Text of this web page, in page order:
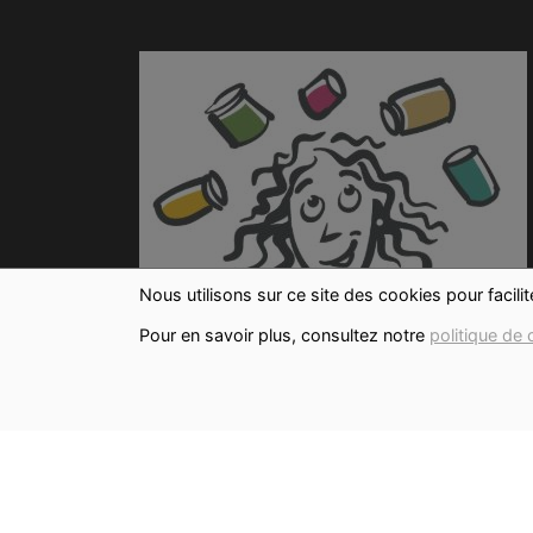
Nous utilisons sur ce site des cookies pour
Pour en savoir plus, consultez notre politique de